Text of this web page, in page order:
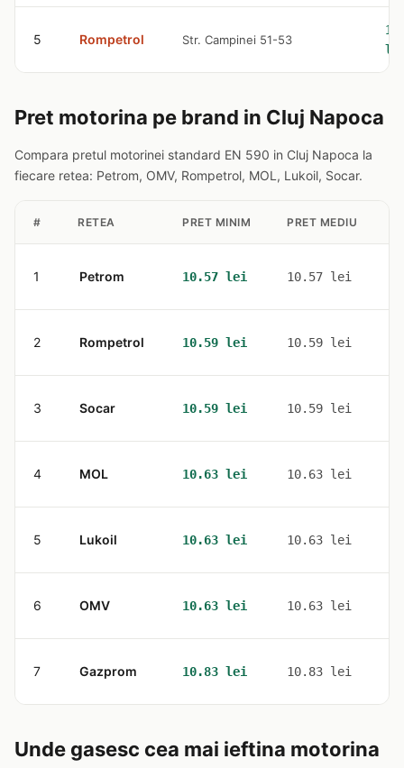
5 Rompetrol Str. Campinei 51-53
Pret motorina pe brand in Cluj Napoca
Compara pretul motorinei standard EN 590 in Cluj Napoca la
fiecare retea: Petrom, OMV, Rompetrol, MOL, Lukoil, Socar.
# RETEA PRET MINIM PRET MEDIU
1 Petrom 10.57 lei 10.57 lei
2 Rompetrol 10.59 lei 10.59 lei
3 Socar 10.59 lei 10.59 lei
4 MOL 10.63 lei 10.63 lei
5 Lukoil 10.63 lei 10.63 lei
6 OMV 10.63 lei 10.63 lei
7 Gazprom 10.83 lei 10.83 lei
Unde gasesc cea mai ieftina motorina